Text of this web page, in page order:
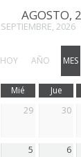
AGOSTO,
SEPTIEMBRE, 2026
HOY AÑO MES
Mié Jue
29 30
5 6